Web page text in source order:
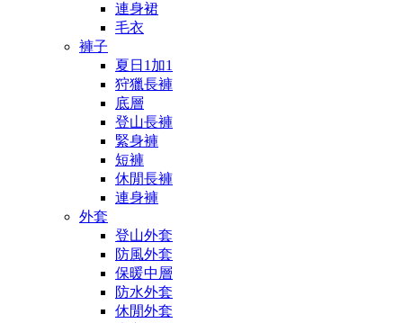
連身裙
毛衣
褲子
夏日1加1
狩獵長褲
底層
登山長褲
緊身褲
短褲
休閒長褲
連身褲
外套
登山外套
防風外套
保暖中層
防水外套
休閒外套